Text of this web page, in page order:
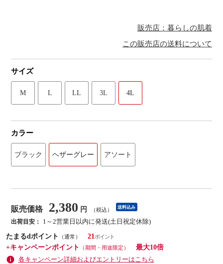
販売店：暮らしの肌着
この販売店の送料について
サイズ
M L LL 3L 4L
カラー
ブラック ヘザーグレー アソート
販売価格 2,380 円 （税込） 送料込み
出荷目安：
1～2営業日以内に発送(土日祝定休除)
たまるdポイント
（通常）
21
+キャンペーンポイント
（期間・用途限定）
最大10倍
各キャンペーン詳細およびエントリーはこちら